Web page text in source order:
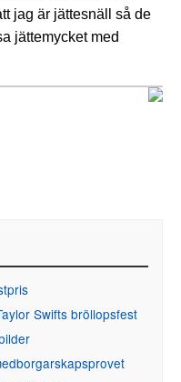
jag är jättesnäll så de
jättemycket med
Swifts bröllopsfest